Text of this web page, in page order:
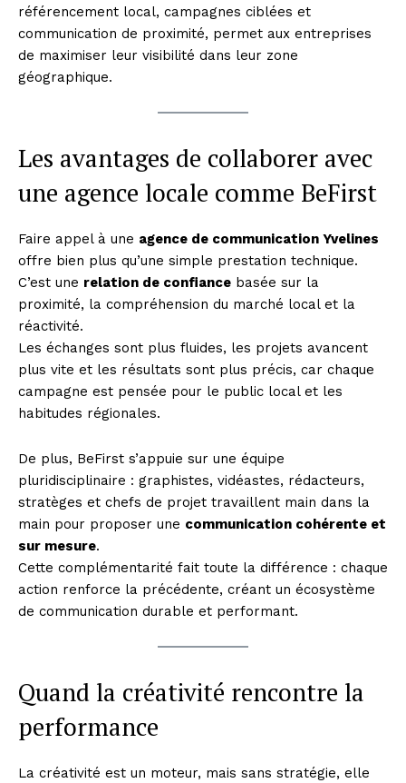
News Week
Magazine PRO
référencement local, campagnes ciblées et
communication de proximité, permet aux entreprises
de maximiser leur visibilité dans leur zone
géographique.
Les avantages de collaborer avec
une agence locale comme BeFirst
Faire appel à une agence de communication Yvelines
offre bien plus qu’une simple prestation technique.
C’est une relation de confiance basée sur la
proximité, la compréhension du marché local et la
réactivité.
Les échanges sont plus fluides, les projets avancent
plus vite et les résultats sont plus précis, car chaque
campagne est pensée pour le public local et les
habitudes régionales.
De plus, BeFirst s’appuie sur une équipe
pluridisciplinaire : graphistes, vidéastes, rédacteurs,
stratèges et chefs de projet travaillent main dans la
main pour proposer une communication cohérente et
sur mesure.
Cette complémentarité fait toute la différence : chaque
action renforce la précédente, créant un écosystème
de communication durable et performant.
Quand la créativité rencontre la
performance
La créativité est un moteur, mais sans stratégie, elle